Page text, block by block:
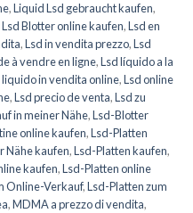
,Liquid Lsd gebraucht kaufen,
Lsd Blotter online kaufen,Lsd en
,Lsd in vendita prezzo,Lsd
à vendre en ligne,Lsd líquido a la
liquido in vendita online,Lsd online
,Lsd precio de venta,Lsd zu
in meiner Nähe,Lsd-Blotter
online kaufen,Lsd-Platten
Nähe kaufen,Lsd-Platten kaufen,
kaufen,Lsd-Platten online
Online-Verkauf,Lsd-Platten zum
,MDMA a prezzo di vendita,